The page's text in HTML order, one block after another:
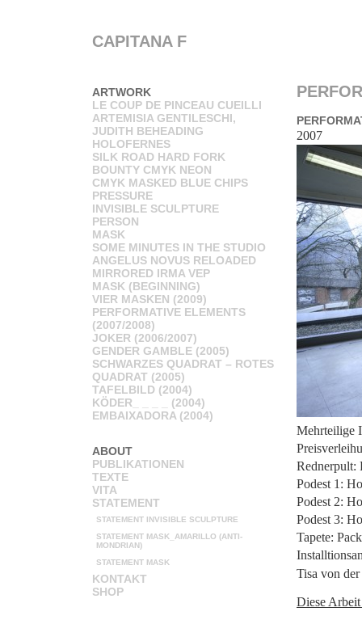
CAPITANA F
ARTWORK
LE COUP DE PINCEAU CUEILLI
ARTEMISIA GENTILESCHI,
JUDITH BEHEADING
HOLOFERNES
SILK ROAD HARD FORK
BOUNTY CMYK NEON
CMYK MASKED BLUE CHIPS
PRESSURE
INVISIBLE SCULPTURE
PERSON
MASK
SOME MINUTES IN THE STUDIO
ANGELUS NOVUS RELOADED
MIRRORED IRMA VEP
MASK (BEGINNING)
VIER MASKEN (2009)
PERFORMATIVE ELEMENTS
(2007/2008)
JOKER (2006/2007)
GENDER GAMBLE (2005)
SCHWARZES QUADRAT – ROTES
QUADRAT (2005)
TAFELBILD (2004)
KÖDER_ _ _ _ (2004)
EMBAIXADORA (2004)
ABOUT
PUBLIKATIONEN
TEXTE
VITA
STATEMENT
STATEMENT INVISIBLE SCULPTURE
STATEMENT MASK_AMARILLO (ANTI-
MONDRIAN)
STATEMENT MASK
KONTAKT
SHOP
2007
Mehrteilige
Rednerpult:
Podest 1:
Podest 2:
Podest 3:
Tapete:
Tisa von
Diese